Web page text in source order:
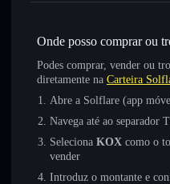
Onde posso comprar ou
Podes comprar, vender ou
diretamente na Carteira
Abre a Solflare (app
Navega até ao separador
Seleciona KOX como o
vender
Introduz o montante e